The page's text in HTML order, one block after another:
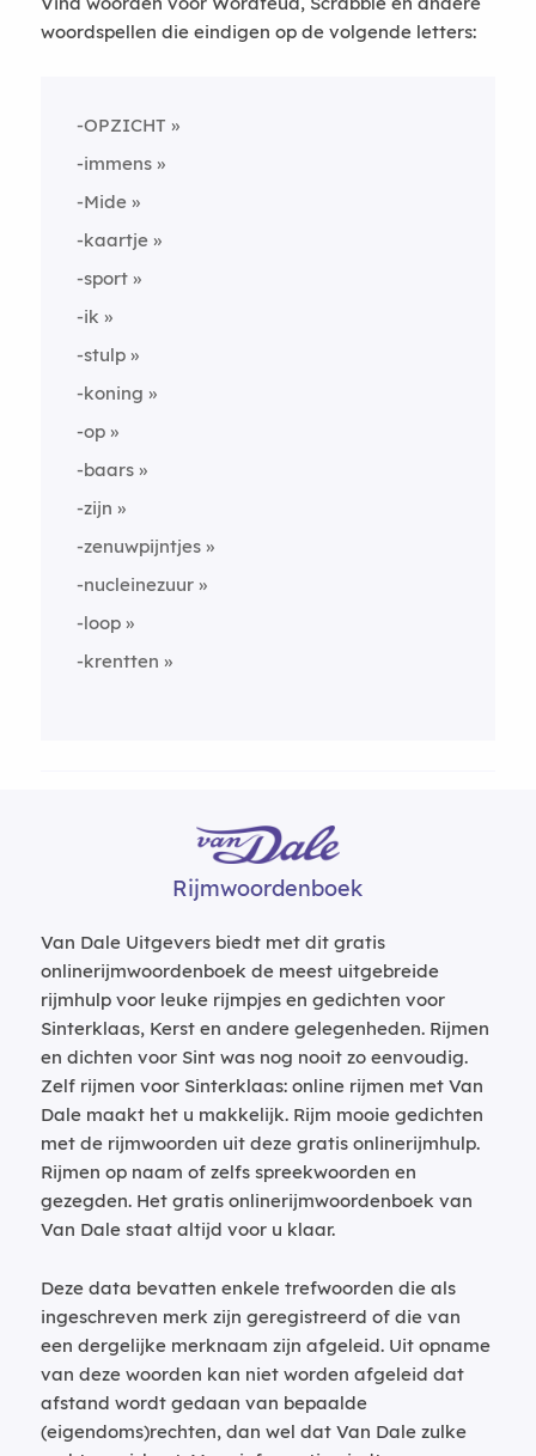
woordspellen die eindigen op de volgende letters:
-OPZICHT
-immens
-Mide
-kaartje
-sport
-ik
-stulp
-koning
-op
-baars
-zijn
-zenuwpijntjes
-nucleinezuur
-loop
-krentten
Rijmwoordenboek
Van Dale Uitgevers biedt met dit gratis
onlinerijmwoordenboek de meest uitgebreide
rijmhulp voor leuke rijmpjes en gedichten voor
Sinterklaas, Kerst en andere gelegenheden. Rijmen
en dichten voor Sint was nog nooit zo eenvoudig.
Zelf rijmen voor Sinterklaas: online rijmen met Van
Dale maakt het u makkelijk. Rijm mooie gedichten
met de rijmwoorden uit deze gratis onlinerijmhulp.
Rijmen op naam of zelfs spreekwoorden en
gezegden. Het gratis onlinerijmwoordenboek van
Van Dale staat altijd voor u klaar.
Deze data bevatten enkele trefwoorden die als
ingeschreven merk zijn geregistreerd of die van
een dergelijke merknaam zijn afgeleid. Uit opname
van deze woorden kan niet worden afgeleid dat
afstand wordt gedaan van bepaalde
(eigendoms)rechten, dan wel dat Van Dale zulke